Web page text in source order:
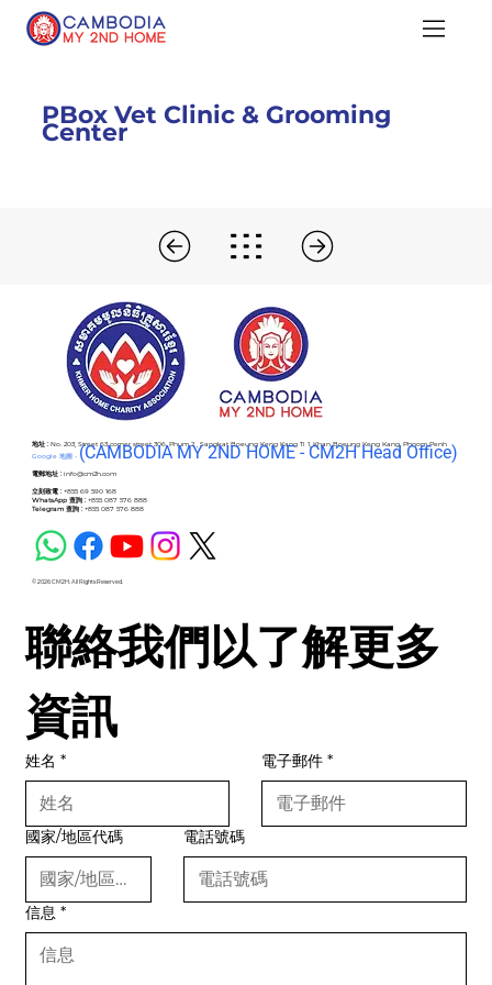
PBox Vet Clinic & Grooming
Center
地址 :No. 203, Street 63 corner street 306, Phum 2 , Sangkat Boeung Keng Kang Ti 1, Khan Boeung Keng Kang, Phnom Penh
Google 地圖 - (CAMBODIA MY 2ND HOME - CM2H Head Office)
電郵地址 : info@cm2h.com
立刻致電 :+855 69 590 168
WhatsApp 查詢 :+855 087 576 888
Telegram 查詢 :+855 087 576 888
© 2026 CM2H. All Rights Reserved.
聯絡我們以了解更多
資訊
姓名 * 電子郵件 *
國家/地區代碼 電話號碼
信息 *